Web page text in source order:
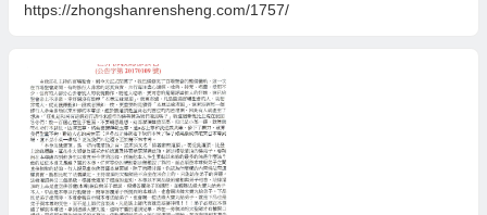
https://zhongshanrensheng.com/1757/